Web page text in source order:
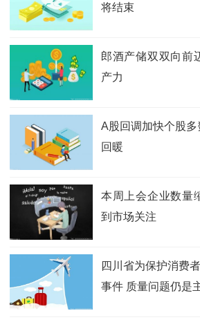
将结束
郎酒产储双双向前
产力
A股回调加快个股
回暖
本周上会企业数量
到市场关注
四川省为保护消费
事件 质量问题仍是